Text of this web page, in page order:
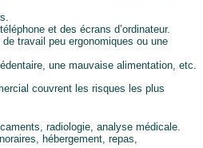
et des écrans d’ordinateur.
travail peu ergonomiques ou une
une mauvaise alimentation, etc.
couvrent les risques les plus
radiologie, analyse médicale.
hébergement, repas,